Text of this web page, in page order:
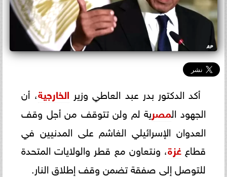
أكد الدكتور بدر عبد العاطي وزير الخارجية، أن
الجهود المصرية لم ولن تتوقف من أجل وقف
العدوان الإسرائيلي الغاشم على المدنيين في
قطاع غزة، ونتعاون مع قطر والولايات المتحدة
للتوصل إلى صفقة تضمن وقف إطلاق النار.